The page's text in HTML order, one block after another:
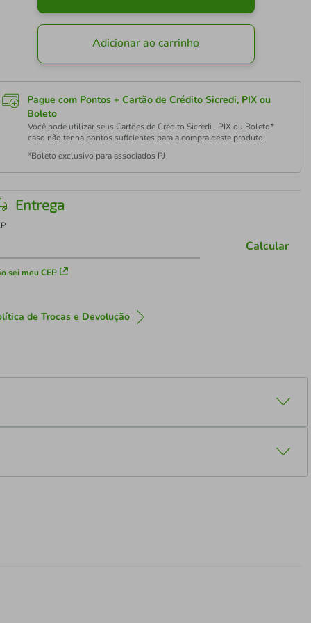
Adicionar ao carrinho
Pague com Pontos + Cartão de Crédito Sicredi, PIX ou
Boleto
Você pode utilizar seus Cartões de Crédito Sicredi , PIX ou Boleto*
caso não tenha pontos suficientes para a compra deste produto.
*Boleto exclusivo para associados PJ
Entrega
sei meu CEP
Calcular
de Trocas e Devolução